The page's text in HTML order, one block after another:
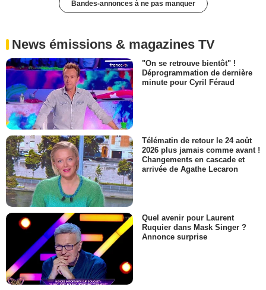
Bandes-annonces à ne pas manquer
News émissions & magazines TV
"On se retrouve bientôt" !
Déprogrammation de dernière
minute pour Cyril Féraud
Télématin de retour le 24 août
2026 plus jamais comme avant !
Changements en cascade et
arrivée de Agathe Lecaron
Quel avenir pour Laurent
Ruquier dans Mask Singer ?
Annonce surprise